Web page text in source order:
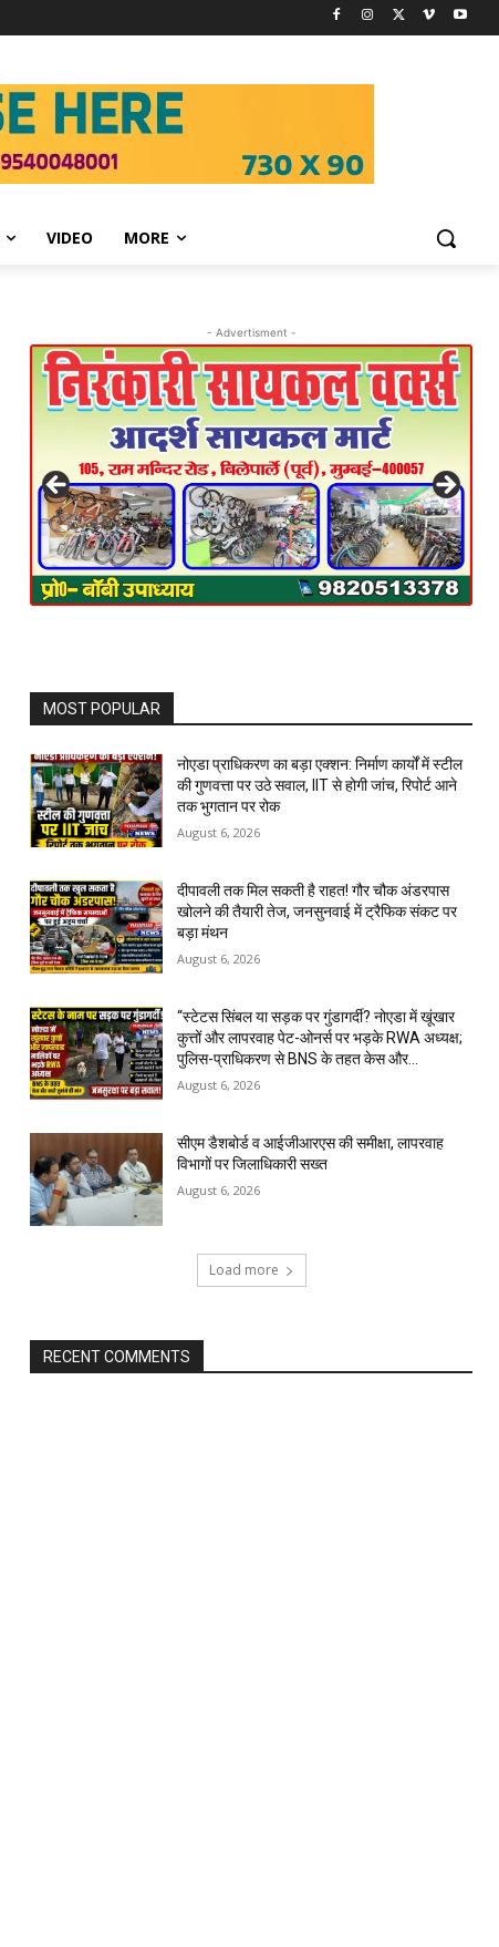
VIDEO MORE
- Advertisment -
MOST POPULAR
नोएडा प्राधिकरण का बड़ा एक्शन: निर्माण कार्यों में स्टील
की गुणवत्ता पर उठे सवाल, IIT से होगी जांच, रिपोर्ट आने
तक भुगतान पर रोक
August 6, 2026
दीपावली तक मिल सकती है राहत! गौर चौक अंडरपास
खोलने की तैयारी तेज, जनसुनवाई में ट्रैफिक संकट पर
बड़ा मंथन
August 6, 2026
“स्टेटस सिंबल या सड़क पर गुंडागर्दी? नोएडा में खूंखार
कुत्तों और लापरवाह पेट-ओनर्स पर भड़के RWA अध्यक्ष;
पुलिस-प्राधिकरण से BNS के तहत केस और...
August 6, 2026
सीएम डैशबोर्ड व आईजीआरएस की समीक्षा, लापरवाह
विभागों पर जिलाधिकारी सख्त
August 6, 2026
Load more
RECENT COMMENTS